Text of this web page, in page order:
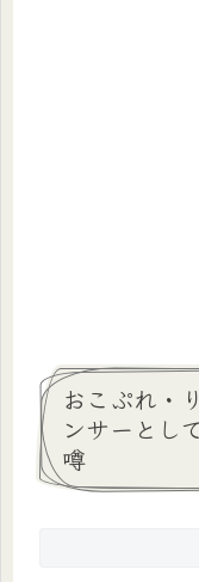
おこぷれ・
ンサーとし
噂